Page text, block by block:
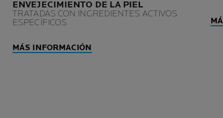
ENVEJECIMIENTO DE LA PIEL
TRATADAS CON INGREDIENTES ACTIVOS
ESPECÍFICOS
MÁS INFORMACIÓN